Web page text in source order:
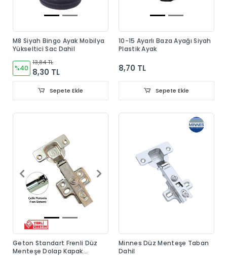
M8 Siyah Bingo Ayak Mobilya
Yükseltici Sac Dahil
%40
13,84 TL
8,30 TL
Sepete Ekle
10-15 Ayarlı Baza Ayağı Siyah
Plastik Ayak
8,70 TL
Sepete Ekle
Geton Standart Frenli Düz
Menteşe Dolap Kapak
Minnes Düz Menteşe Taban
Dahil